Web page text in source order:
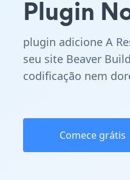
Plugin
plugin adicione A
seu site Beaver
codificação nem
Comece grátis